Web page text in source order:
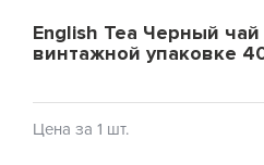
English Tea Черный
винтажной упаковке
Цена за 1 шт.